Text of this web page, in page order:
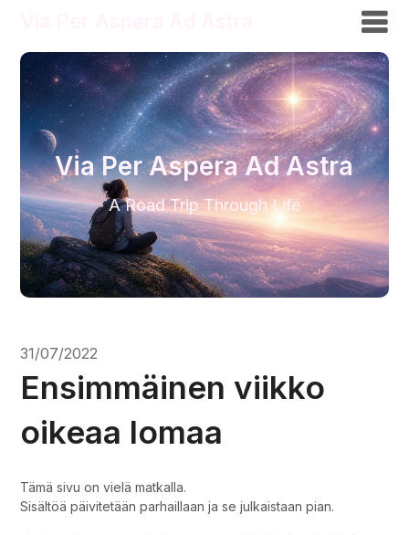
Via Per Aspera Ad Astra
A Road Trip Through Life
31/07/2022
Ensimmäinen viikko
oikeaa lomaa
Tämä sivu on vielä matkalla.
Sisältöä päivitetään parhaillaan ja se julkaistaan pian.